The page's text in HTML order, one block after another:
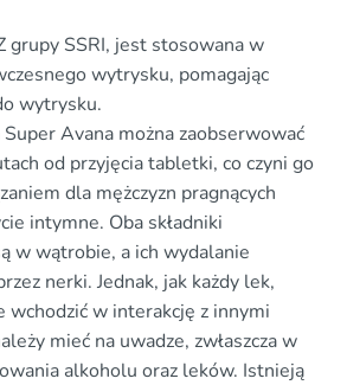
grupy SSRI, jest stosowana w
wytrysku, pomagając
wytrysku.
Super Avana można zaobserwować
od przyjęcia tabletki, co czyni go
dla mężczyzn pragnących
intymne. Oba składniki
w wątrobie, a ich wydalanie
nerki. Jednak, jak każdy lek,
wchodzić w interakcję z innymi
mieć na uwadze, zwłaszcza w
alkoholu oraz leków. Istnieją